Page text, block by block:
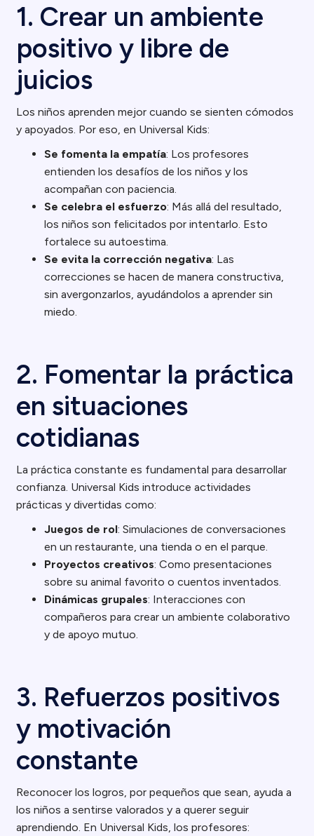
1. Crear un ambiente
positivo y libre de
juicios
Los niños aprenden mejor cuando se sienten cómodos
y apoyados. Por eso, en Universal Kids:
Se fomenta la empatía: Los profesores
entienden los desafíos de los niños y los
acompañan con paciencia.
Se celebra el esfuerzo: Más allá del resultado,
los niños son felicitados por intentarlo. Esto
fortalece su autoestima.
Se evita la corrección negativa: Las
correcciones se hacen de manera constructiva,
sin avergonzarlos, ayudándolos a aprender sin
miedo.
2. Fomentar la práctica
en situaciones
cotidianas
La práctica constante es fundamental para desarrollar
confianza. Universal Kids introduce actividades
prácticas y divertidas como:
Juegos de rol: Simulaciones de conversaciones
en un restaurante, una tienda o en el parque.
Proyectos creativos: Como presentaciones
sobre su animal favorito o cuentos inventados.
Dinámicas grupales: Interacciones con
compañeros para crear un ambiente colaborativo
y de apoyo mutuo.
3. Refuerzos positivos
y motivación
constante
Reconocer los logros, por pequeños que sean, ayuda a
los niños a sentirse valorados y a querer seguir
aprendiendo. En Universal Kids, los profesores: